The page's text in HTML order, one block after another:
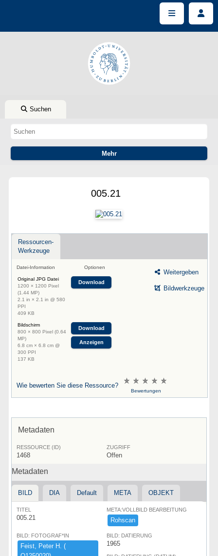
Suchen
005.21
Ressourcen-
Werkzeuge
Datei-Information Optionen
Original JPG Datei
1200 × 1200 Pixel
(1.44 MP)
2.1 in × 2.1 in @ 580
PPI
409 KB
Download
Bildschirm
800 × 800 Pixel (0.64
MP)
6.8 cm × 6.8 cm @
300 PPI
137 KB
Download
Anzeigen
Weitergeben
Bildwerkzeuge
Wie bewerten Sie diese Ressource?
Bewertungen
Metadaten
RESSOURCE (ID)
1468
ZUGRIFF
Offen
Metadaten
BILD DIA Default META OBJEKT
TITEL
005.21
META:VOLLBILD BEARBEITUNG
Rohscan
BILD: FOTOGRAF*IN
Feist,​ ​Peter ​H.​ ​(​
BILD: DATIERUNG
1965